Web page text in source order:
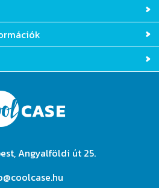
Angyalföldi út 25.